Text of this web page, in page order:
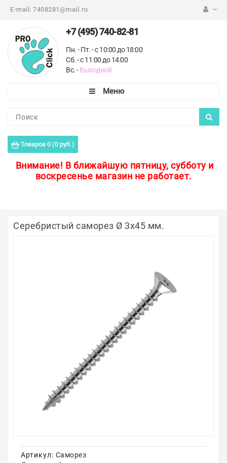
E-mail: 7408281@mail.ru
+7 (495) 740-82-81
Пн. - Пт. - с 10:00 до 18:00
Сб. - с 11:00 до 14:00
Вс. -Выходной
Товаров 0 (0 руб.)
Внимание! В ближайшую пятницу, субботу и
воскресенье магазин не работает.
Пороги для пола
Защитные уголки
Доставка
Контакты
Серебристый саморез Ø 3х45 мм.
Артикул: Саморез